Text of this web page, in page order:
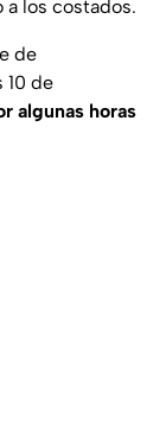
los costados.
de
10 de
algunas horas